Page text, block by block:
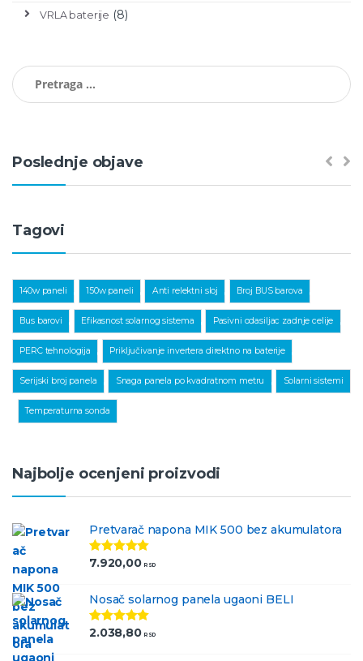
VRLA baterije (8)
Pretraga za:
Poslednje objave
Tagovi
140w paneli , 150w paneli , Anti relektni sloj , Broj BUS barova ,
Bus barovi , Efikasnost solarnog sistema , Pasivni odasiljac zadnje celije ,
PERC tehnologija , Priključivanje invertera direktno na baterije ,
Serijski broj panela , Snaga panela po kvadratnom metru , Solarni sistemi
Temperaturna sonda
Najbolje ocenjeni proizvodi
Pretvarač napona MIK 500 bez akumulatora
Ocenjeno
7.920,00RSD
Nosač solarnog panela ugaoni BELI
Ocenjeno
2.038,80RSD